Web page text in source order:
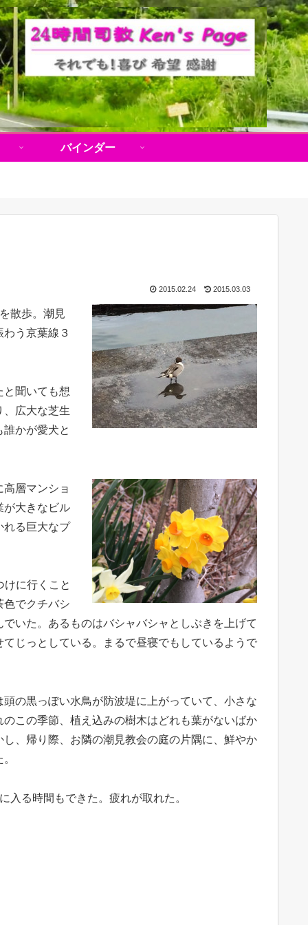
バインダー
2015.02.24 2015.03.03
散歩。潮見
う京葉線３
と聞いても想
、広大な芝生
かが愛犬と
層マンショ
が大きなビル
れる巨大なプ
に行くこと
色でクチバシ
いた。あるものはバシャバシャとしぶきを上げて
じっとしている。まるで昼寝でもしているようで
の黒っぽい水鳥が防波堤に上がっていて、小さな
この季節、植え込みの樹木はどれも葉がないばか
、帰り際、お隣の潮見教会の庭の片隅に、鮮やか
入る時間もできた。疲れが取れた。